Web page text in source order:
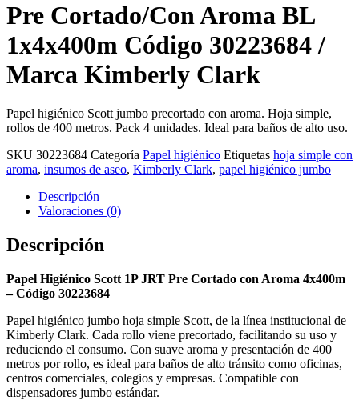
Pre Cortado/Con Aroma BL
1x4x400m Código 30223684 /
Marca Kimberly Clark
Papel higiénico Scott jumbo precortado con aroma. Hoja simple,
rollos de 400 metros. Pack 4 unidades. Ideal para baños de alto uso.
SKU 30223684 Categoría Papel higiénico Etiquetas hoja simple con
aroma, insumos de aseo, Kimberly Clark, papel higiénico jumbo
Descripción
Valoraciones (0)
Descripción
Papel Higiénico Scott 1P JRT Pre Cortado con Aroma 4x400m
– Código 30223684
Papel higiénico jumbo hoja simple Scott, de la línea institucional de
Kimberly Clark. Cada rollo viene precortado, facilitando su uso y
reduciendo el consumo. Con suave aroma y presentación de 400
metros por rollo, es ideal para baños de alto tránsito como oficinas,
centros comerciales, colegios y empresas. Compatible con
dispensadores jumbo estándar.